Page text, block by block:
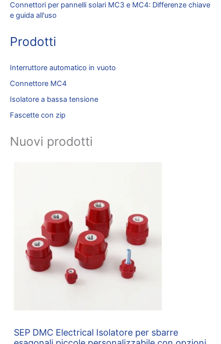
Connettori per pannelli solari MC3 e MC4: Differenze chiave
e guida all'uso
Prodotti
Interruttore automatico in vuoto
Connettore MC4
Isolatore a bassa tensione
Fascette con zip
Nuovi prodotti
SEP DMC Electrical Isolatore per sbarre